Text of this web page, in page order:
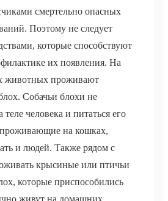
смертельно опасных
Поэтому не следует
которые способствуют
их появления. На
животных проживают
Собачьи блохи не
человека и питаться его
на кошках,
и людей. Также рядом с
крысиные или птичьи
которые приспособились
живут на домашних